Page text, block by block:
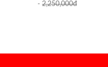
- 2,250,000đ